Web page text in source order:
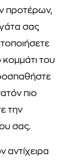
προτέρων,
σας
κομμάτι του
πιο
την
σας.
αντίχειρα